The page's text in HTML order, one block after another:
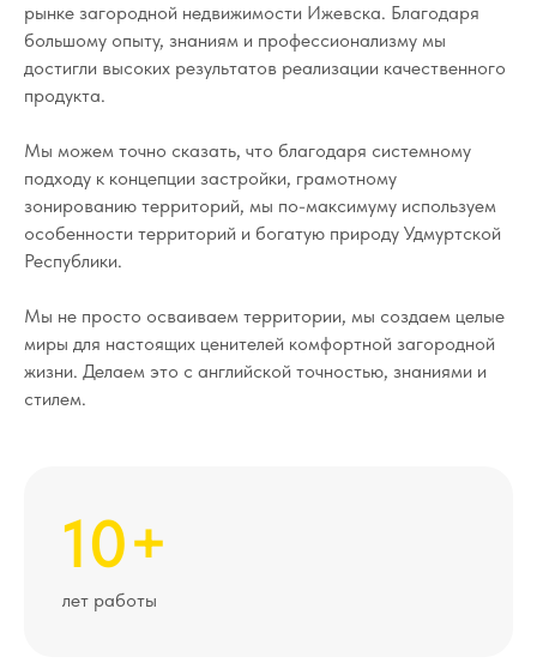
рынке загородной недвижимости Ижевска. Благодаря
большому опыту, знаниям и профессионализму мы
достигли высоких результатов реализации качественного
продукта.
Мы можем точно сказать, что благодаря системному
подходу к концепции застройки, грамотному
зонированию территорий, мы по-максимуму используем
особенности территорий и богатую природу Удмуртской
Республики.
Мы не просто осваиваем территории, мы создаем целые
миры для настоящих ценителей комфортной загородной
жизни. Делаем это с английской точностью, знаниями и
стилем.
10+
лет работы